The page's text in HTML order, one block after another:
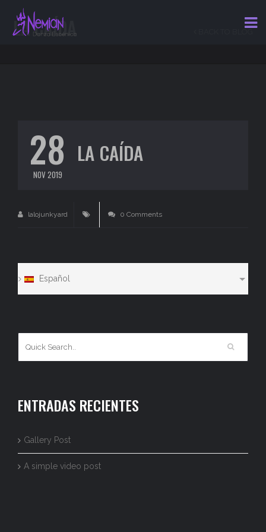
LA CAÍDA
28
NOV 2019
LA CAÍDA
lalojunkyard 0 Comments
Español
ENTRADAS RECIENTES
Gallery Post
A simple video post